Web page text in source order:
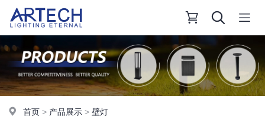
首页 > 产品展示 >壁灯